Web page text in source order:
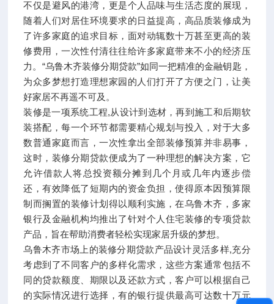
不仅是避风的港湾，更是个人品味与生活态度的展现，
随着人们对居住环境要求的日益提高，高品质装修成为
了许多家庭的追求目标，面对动辄数十万甚至更高的装
修费用，一次性付清往往给许多家庭带来不小的经济压
力。“乌鲁木齐装修分期贷款”如同一把精准的金融钥匙，
为众多梦想打造理想家园的人们打开了方便之门，让美
好家居不再遥不可及。
装修是一项系统工程,从设计到选材，再到施工和后期软
装搭配，每一个环节都需要精心规划与投入，对于大多
数普通家庭而言，一次性拿出全部装修预算并非易事，
这时，装修分期贷款便成为了一种理想的解决方案，它
允许借款人将总投资额分摊到几个月或几年内逐步偿
还，有效降低了短期内的资金负担，使得原本因预算限
制而搁置的装修计划得以顺利实施，在乌鲁木齐，多家
银行及金融机构均推出了针对个人住宅装修的专项贷款
产品，旨在帮助消费者轻松实现家居升级的梦想。
乌鲁木齐市场上的装修分期贷款产品设计灵活多样,充分
考虑到了不同客户的多样化需求，这些方案通常包括不
同的贷款额度、期限以及还款方式，客户可以根据自己
的实际情况进行选择，有的银行提供最高可达数十万元